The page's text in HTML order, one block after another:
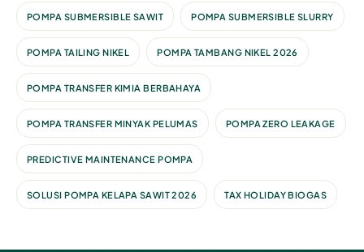
POMPA SUBMERSIBLE SAWIT POMPA SUBMERSIBLE SLURRY
POMPA TAILING NIKEL POMPA TAMBANG NIKEL 2026
POMPA TRANSFER KIMIA BERBAHAYA
POMPA TRANSFER MINYAK PELUMAS POMPA ZERO LEAKAGE
PREDICTIVE MAINTENANCE POMPA
SOLUSI POMPA KELAPA SAWIT 2026 TAX HOLIDAY BIOGAS